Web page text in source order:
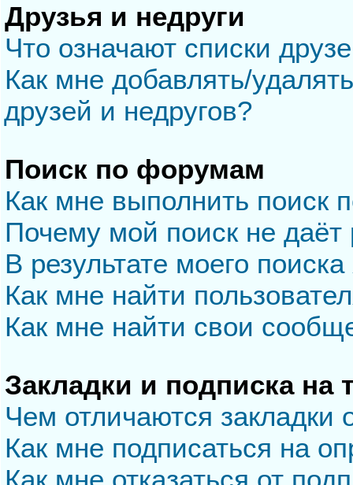
Друзья и недруги
Что означают списки
Как мне добавлять/
друзей и недругов?
Поиск по форумам
Как мне выполнить
Почему мой поиск не даёт
В результате моего
Как мне найти
Как мне найти свои
Закладки и подписка на
Чем отличаются закладки
Как мне подписаться на